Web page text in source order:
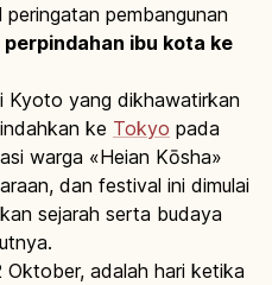
pembangunan
perpindahan ibu kota ke
Kyoto yang dikhawatirkan
ke Tokyo pada
warga «Heian Kōsha»
dan festival ini dimulai
sejarah serta budaya
Oktober, adalah hari ketika